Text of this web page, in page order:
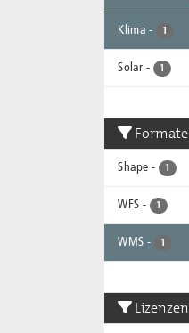
Klima - 1
Solar - 1
Formate
Shape - 1
WFS - 1
WMS - 1
Lizenzen